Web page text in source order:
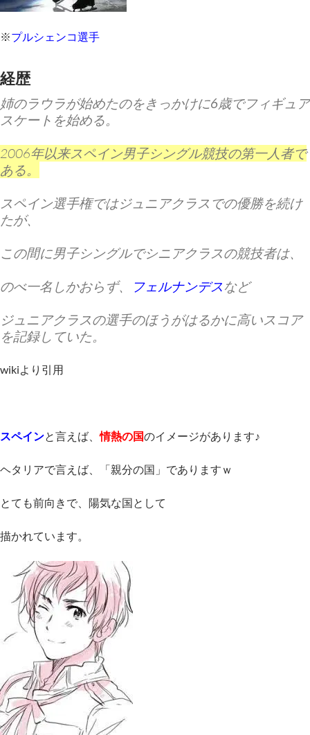
※プルシェンコ選手
経歴
姉のラウラが始めたのをきっかけに6歳でフィギュア
スケートを始める。
2006年以来スペイン男子シングル競技の第一人者で
ある。
スペイン選手権ではジュニアクラスでの優勝を続け
たが、
この間に男子シングルでシニアクラスの競技者は、
のべ一名しかおらず、
フェルナンデスなど
ジュニアクラスの選手のほうがはるかに高いスコア
を記録していた。
wikiより引用
スペインと言えば、情熱の国のイメージがあります♪
ヘタリアで言えば、「親分の国」でありますｗ
とても前向きで、陽気な国として
描かれています。